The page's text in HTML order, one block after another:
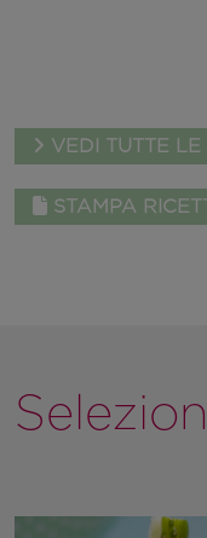
VEDI TUTTE LE
STAMPA